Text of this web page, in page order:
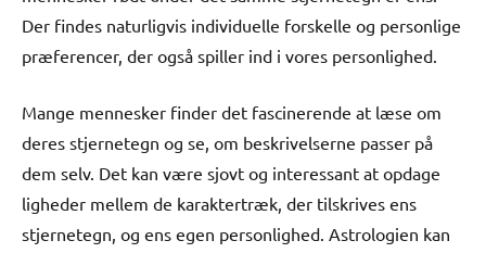
Der findes naturligvis individuelle forskelle og personlige
præferencer, der også spiller ind i vores personlighed.
Mange mennesker finder det fascinerende at læse om
deres stjernetegn og se, om beskrivelserne passer på
dem selv. Det kan være sjovt og interessant at opdage
ligheder mellem de karaktertræk, der tilskrives ens
stjernetegn, og ens egen personlighed. Astrologien kan